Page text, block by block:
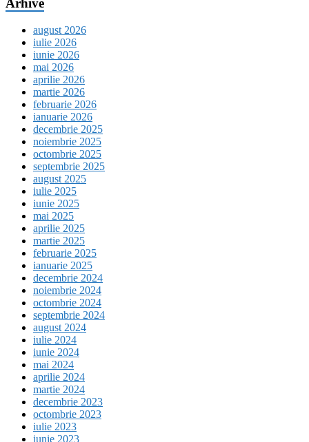
Arhive
august 2026
iulie 2026
iunie 2026
mai 2026
aprilie 2026
martie 2026
februarie 2026
ianuarie 2026
decembrie 2025
noiembrie 2025
octombrie 2025
septembrie 2025
august 2025
iulie 2025
iunie 2025
mai 2025
aprilie 2025
martie 2025
februarie 2025
ianuarie 2025
decembrie 2024
noiembrie 2024
octombrie 2024
septembrie 2024
august 2024
iulie 2024
iunie 2024
mai 2024
aprilie 2024
martie 2024
decembrie 2023
octombrie 2023
iulie 2023
iunie 2023